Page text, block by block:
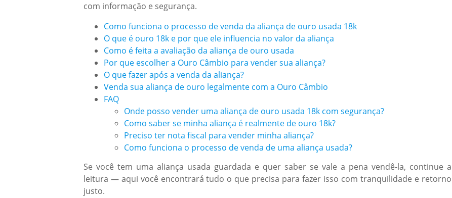
com informação e segurança.
Como funciona o processo de venda da aliança de ouro usada 18k
O que é ouro 18k e por que ele influencia no valor da aliança
Como é feita a avaliação da aliança de ouro usada
Por que escolher a Ouro Câmbio para vender sua aliança?
O que fazer após a venda da aliança?
Venda sua aliança de ouro legalmente com a Ouro Câmbio
FAQ
Onde posso vender uma aliança de ouro usada 18k com segurança?
Como saber se minha aliança é realmente de ouro 18k?
Preciso ter nota fiscal para vender minha aliança?
Como funciona o processo de venda de uma aliança usada?
Se você tem uma aliança usada guardada e quer saber se vale a pena vendê-la, continue a
leitura — aqui você encontrará tudo o que precisa para fazer isso com tranquilidade e retorno
justo.